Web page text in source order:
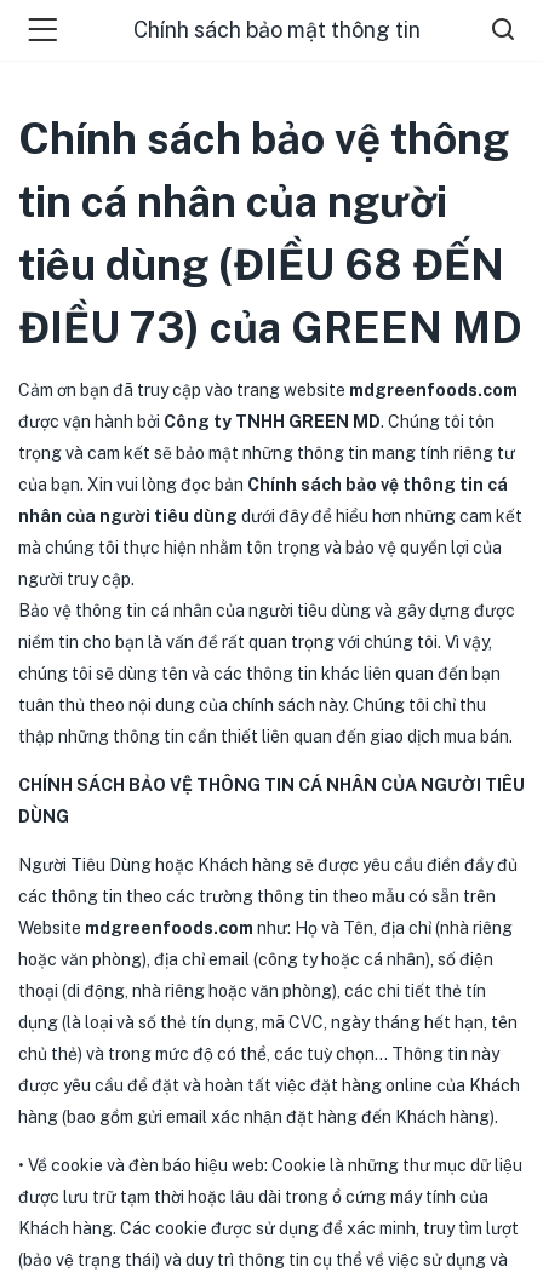
(ĐIỂM BÁN )
Chính sách bảo mật thông tin
Chính sách bảo vệ thông
tin cá nhân của người
tiêu dùng (ĐIỀU 68 ĐẾN
ĐIỀU 73) của GREEN MD
Cảm ơn bạn đã truy cập vào trang website mdgreenfoods.com
được vận hành bởi Công ty TNHH GREEN MD. Chúng tôi tôn
trọng và cam kết sẽ bảo mật những thông tin mang tính riêng tư
của bạn. Xin vui lòng đọc bản Chính sách bảo vệ thông tin cá
nhân của người tiêu dùng dưới đây để hiểu hơn những cam kết
mà chúng tôi thực hiện nhằm tôn trọng và bảo vệ quyền lợi của
người truy cập.
Bảo vệ thông tin cá nhân của người tiêu dùng và gây dựng được
niềm tin cho bạn là vấn đề rất quan trọng với chúng tôi. Vì vậy,
chúng tôi sẽ dùng tên và các thông tin khác liên quan đến bạn
tuân thủ theo nội dung của chính sách này. Chúng tôi chỉ thu
thập những thông tin cần thiết liên quan đến giao dịch mua bán.
CHÍNH SÁCH BẢO VỆ THÔNG TIN CÁ NHÂN CỦA NGƯỜI TIÊU
DÙNG
Người Tiêu Dùng hoặc Khách hàng sẽ được yêu cầu điền đầy đủ
các thông tin theo các trường thông tin theo mẫu có sẵn trên
Website mdgreenfoods.com như: Họ và Tên, địa chỉ (nhà riêng
hoặc văn phòng), địa chỉ email (công ty hoặc cá nhân), số điện
thoại (di động, nhà riêng hoặc văn phòng), các chi tiết thẻ tín
dụng (là loại và số thẻ tín dụng, mã CVC, ngày tháng hết hạn, tên
chủ thẻ) và trong mức độ có thể, các tuỳ chọn… Thông tin này
được yêu cầu để đặt và hoàn tất việc đặt hàng online của Khách
hàng (bao gồm gửi email xác nhận đặt hàng đến Khách hàng).
• Về cookie và đèn báo hiệu web: Cookie là những thư mục dữ liệu
được lưu trữ tạm thời hoặc lâu dài trong ổ cứng máy tính của
Khách hàng. Các cookie được sử dụng để xác minh, truy tìm lượt
(bảo vệ trạng thái) và duy trì thông tin cụ thể về việc sử dụng và